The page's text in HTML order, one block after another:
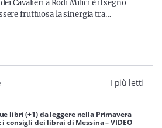
Cavalieri a Rodì Milici è il segno
fruttuosa la sinergia tra…
I più letti
libri (+1) da leggere nella Primavera
i consigli dei librai di Messina – VIDEO